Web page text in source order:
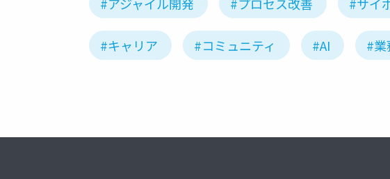
#キャリア #コミュニティ #AI #業